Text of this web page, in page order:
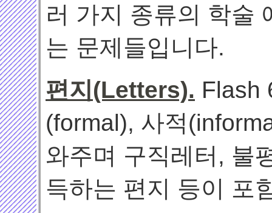
러 가지 종류의 학술
는 문제들입니다.
편지(Letters). Flash
(formal), 사적
와주며 구직레터, 불
득하는 편지 등이 포